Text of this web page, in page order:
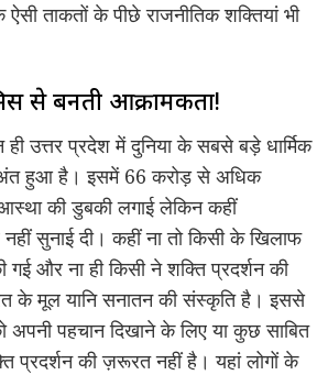
ताकतों के पीछे राजनीतिक शक्तियां भी
से बनती आक्रामकता!
ही उत्तर प्रदेश में दुनिया के सबसे बड़े धार्मिक
हुआ है। इसमें 66 करोड़ से अधिक
की डुबकी लगाई लेकिन कहीं
सुनाई दी। कहीं ना तो किसी के खिलाफ
गई और ना ही किसी ने शक्ति प्रदर्शन की
के मूल यानि सनातन की संस्कृति है। इससे
अपनी पहचान दिखाने के लिए या कुछ साबित
प्रदर्शन की ज़रूरत नहीं है। यहां लोगों के